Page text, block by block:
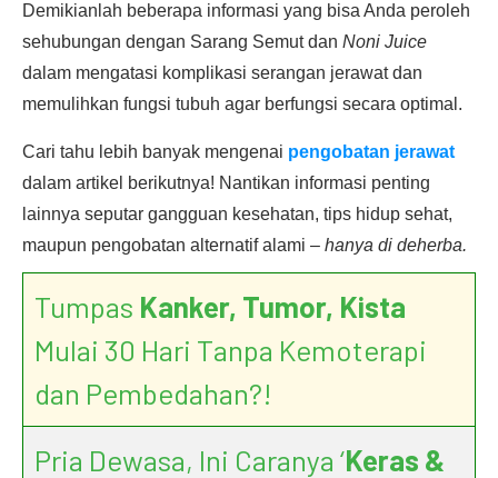
Demikianlah beberapa informasi yang bisa Anda peroleh
sehubungan dengan Sarang Semut dan Noni Juice
dalam mengatasi komplikasi serangan jerawat dan
memulihkan fungsi tubuh agar berfungsi secara optimal.
Cari tahu lebih banyak mengenai pengobatan jerawat
dalam artikel berikutnya! Nantikan informasi penting
lainnya seputar gangguan kesehatan, tips hidup sehat,
maupun pengobatan alternatif alami – hanya di deherba.
Tumpas Kanker, Tumor, Kista
Mulai 30 Hari Tanpa Kemoterapi
dan Pembedahan?!
Pria Dewasa, Ini Caranya ‘Keras &